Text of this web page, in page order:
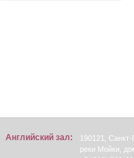
Английский зал:
190121, Санкт-
реки Мойки,